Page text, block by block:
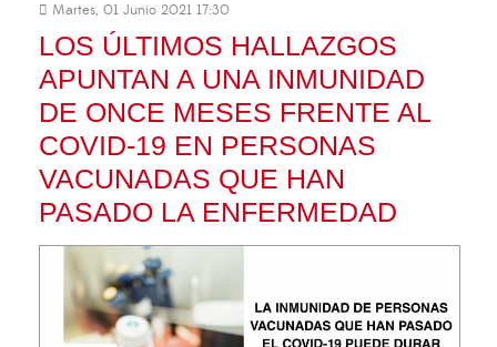
Martes, 01 Junio 2021 17:30
LOS ÚLTIMOS HALLAZGOS
APUNTAN A UNA INMUNIDAD
DE ONCE MESES FRENTE AL
COVID-19 EN PERSONAS
VACUNADAS QUE HAN
PASADO LA ENFERMEDAD